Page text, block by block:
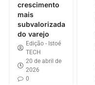
crescimento
mais
subvalorizada
do varejo
Edição - Istoé
TECH
20 de abril de
2026
0